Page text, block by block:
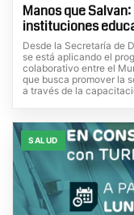
Manos que
instituciones
Desde la Secretaría de
se está aplicando el
colaborativo entre el
que busca promover la
a través de la
SALUD